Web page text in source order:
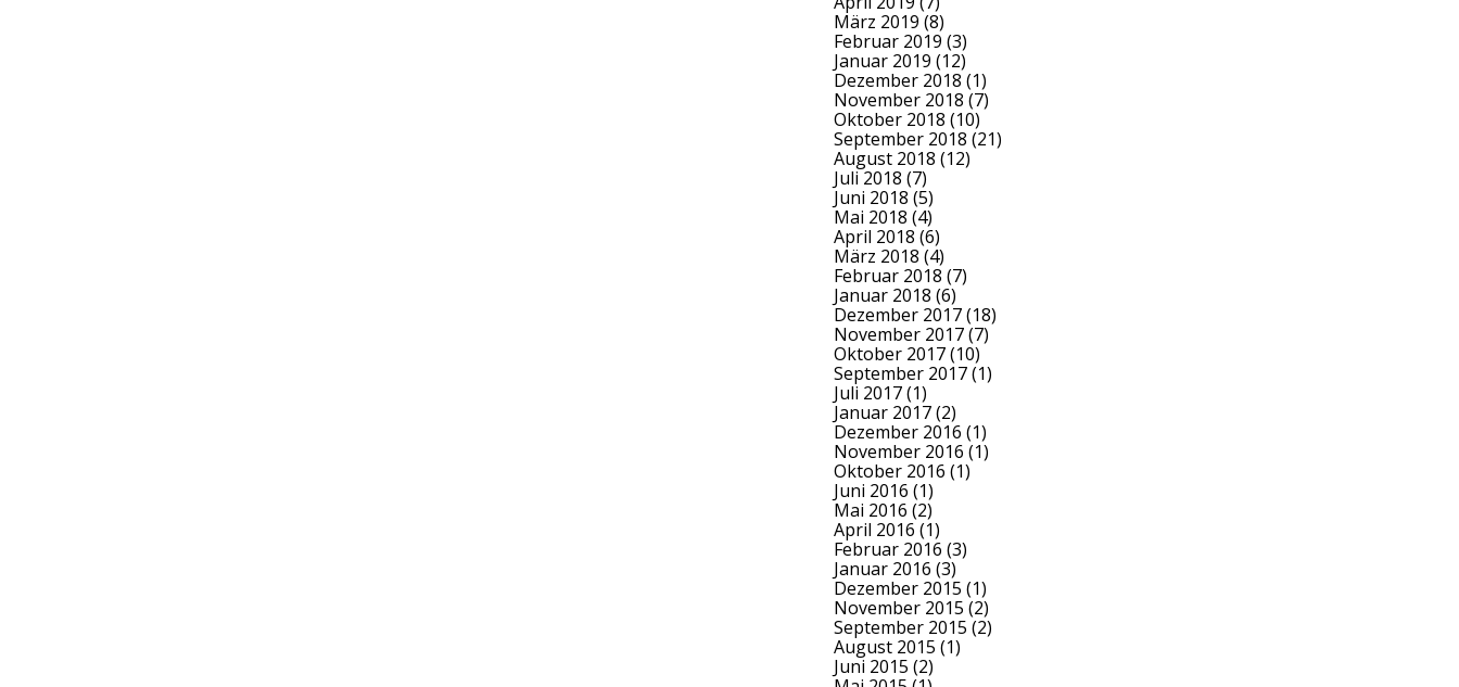
März 2019 (8)
Februar 2019 (3)
Januar 2019 (12)
Dezember 2018 (1)
November 2018 (7)
Oktober 2018 (10)
September 2018 (21)
August 2018 (12)
Juli 2018 (7)
Juni 2018 (5)
Mai 2018 (4)
April 2018 (6)
März 2018 (4)
Februar 2018 (7)
Januar 2018 (6)
Dezember 2017(18)
November 2017(7)
Oktober 2017(10)
September 2017(1)
Juli 2017(1)
Januar 2017(2)
Dezember 2016 (1)
November 2016 (1)
Oktober 2016 (1)
Juni 2016 (1)
Mai 2016 (2)
April 2016 (1)
Februar 2016 (3)
Januar 2016 (3)
Dezember 2015 (1)
November 2015 (2)
September 2015 (2)
August 2015 (1)
Juni 2015 (2)